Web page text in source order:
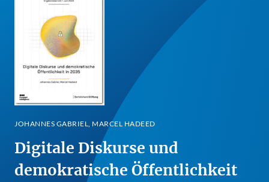
JOHANNES GABRIEL, MARCEL HADEED
Digitale Diskurse und
demokratische Öffentlichkeit